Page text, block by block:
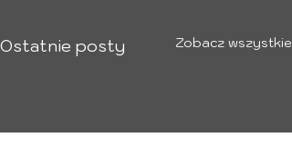
Ostatnie posty Zobacz wszystkie